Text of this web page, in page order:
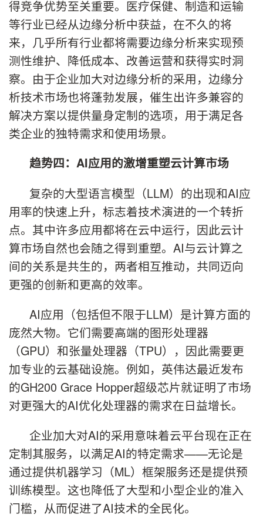
得竞争优势至关重要。医疗保健、制造和运输
等行业已经从边缘分析中获益，在不久的将
来，几乎所有行业都将需要边缘分析来实现预
测性维护、降低成本、改善运营和获得实时洞
察。由于企业加大对边缘分析的采用，边缘分
析技术市场也将蓬勃发展，催生出许多兼容的
解决方案以提供量身定制的选项，用于满足各
类企业的独特需求和使用场景。
趋势四： AI应用的激增重塑云计算市场
复杂的大型语言模型（LLM）的出现和AI应
用率的快速上升，标志着技术演进的一个转折
点。其中许多应用都将在云中运行，因此云计
算市场自然也会随之得到重塑。AI与云计算之
间的关系是共生的，两者相互推动，共同迈向
更强的创新和更高的效率。
AI应用（包括但不限于LLM）是计算方面的
庞然大物。它们需要高端的图形处理器
（GPU）和张量处理器（TPU），因此需要更
加专业的云基础设施。例如，英伟达最近发布
的GH200 Grace Hopper超级芯片就证明了市场
对更强大的AI优化处理器的需求在日益增长。
企业加大对AI的采用意味着云平台现在正在
定制其服务，以满足AI的特定需求——无论是
通过提供机器学习（ML）框架服务还是提供预
训练模型。这也降低了大型和小型企业的准入
门槛，从而促进了AI技术的全民化。